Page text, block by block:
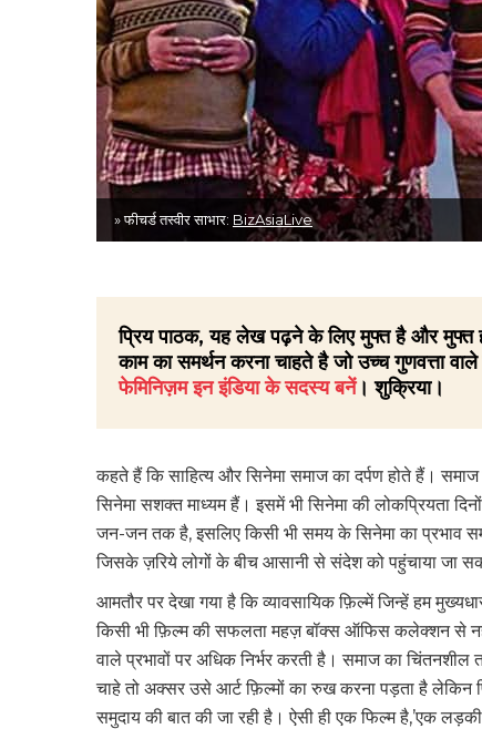
» फीचर्ड तस्वीर साभार: BizAsiaLive
प्रिय पाठक, यह लेख पढ़ने के लिए मुफ्त है और मुफ्त
काम का समर्थन करना चाहते है जो उच्च गुणवत्ता
फेमिनिज़म इन इंडिया के सदस्य बनें। शुक्रिया।
कहते हैं कि साहित्य और सिनेमा समाज का दर्पण होते हैं।
सिनेमा सशक्त माध्यम हैं। इसमें भी सिनेमा की लोकप्रियता
जन-जन तक है, इसलिए किसी भी समय के सिनेमा का प्रभाव
जिसके ज़रिये लोगों के बीच आसानी से संदेश को पहुंचाया जा
आमतौर पर देखा गया है कि व्यावसायिक फ़िल्में जिन्हें हम
किसी भी फ़िल्म की सफलता महज़ बॉक्स ऑफिस कलेक्शन से
वाले प्रभावों पर अधिक निर्भर करती है। समाज का
चाहे तो अक्सर उसे आर्ट फ़िल्मों का रुख करना पड़ता है लेकिन
समुदाय की बात की जा रही है। ऐसी ही एक फिल्म है,’एक